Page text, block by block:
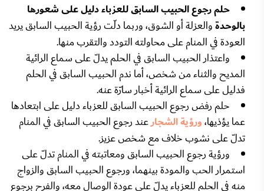
حلم رجوع الحبيب السابق للعزباء دليل على شعورها
بالوحدةوالعزلة أو الشوق، وربما دلّت رؤية الحبيب السابق يريد
العودة في المنام على محاولته التودد والتقرب منها.
واعتذار الحبيب السابق في الحلم يدلّ على سماع الرائية
المديح والثناء من شخص، أما ندم الحبيب السابق في الحلم
فدليل على سماع الرائية أخبار سارّة عنه.
حلم رفض رجوع الحبيب السابق للعزباء دليل على ابتعادها
عما يؤذيها،ورؤية الشجارعند رجوع الحبيب السابق في المنام
تدلّ على نشوب خلاف مع شخص عزيز.
ورؤية رجوع الحبيب السابق ومعاتبته في المنام تدلّ على
استمرار الحب والمودة بينهما، ورجوع الحبيب السابق والزواج
منه في الحلم للعزباء يدلّ على عودة الوصال معه، والفرح برجوع